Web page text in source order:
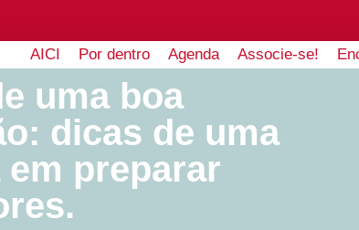
AICI Por dentro Agenda Associe-se!
uma boa
dicas de uma
preparar